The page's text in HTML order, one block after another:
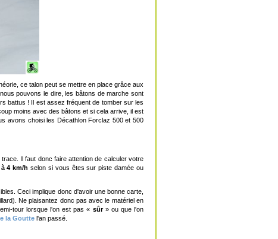
ce talon peut se mettre en place grâce aux
pouvons le dire, les bâtons de marche sont
battus ! Il est assez fréquent de tomber sur les
moins avec des bâtons et si cela arrive, il est
avons choisi les Décathlon Forclaz 500 et 500
Il faut donc faire attention de calculer votre
à 4 km/h selon si vous êtes sur piste damée ou
Ceci implique donc d'avoir une bonne carte,
Ne plaisantez donc pas avec le matériel en
tour lorsque l'on est pas « sûr » ou que l'on
la Goutte l'an passé.